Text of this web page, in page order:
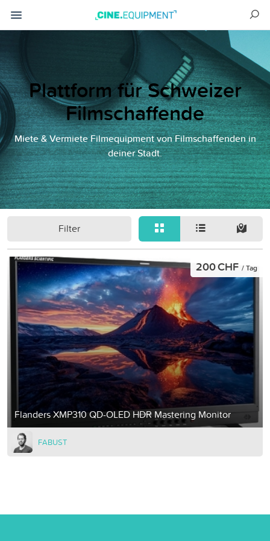
Plattform für Schweizer
Filmschaffende
Miete & Vermiete Filmequipment von Filmschaffenden in
deiner Stadt.
Filter
Flanders XMP310 QD-OLED HDR Mastering Monitor
200 CHF / Tag
FABUST